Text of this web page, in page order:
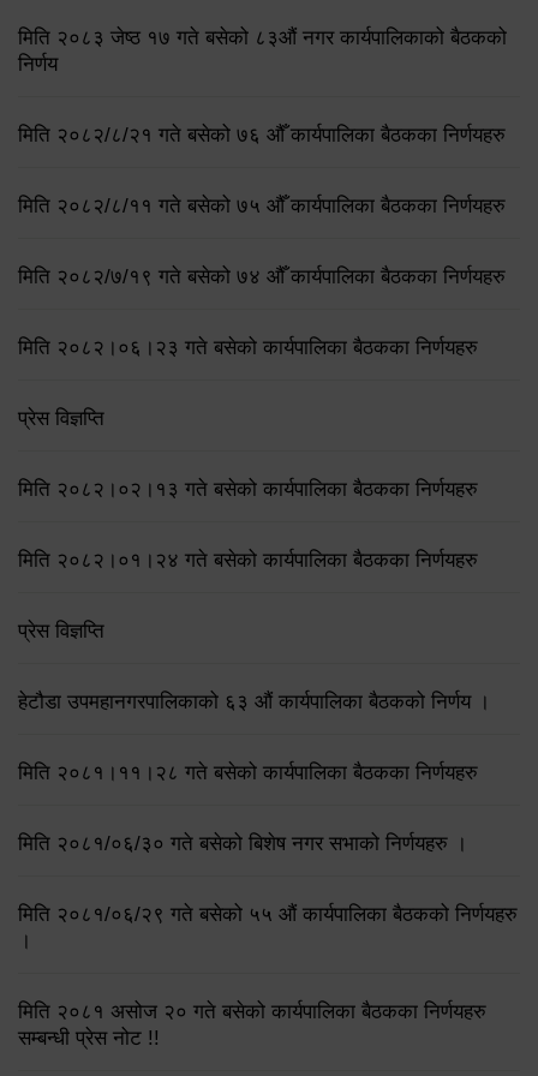
मिति २०८३ जेष्ठ १७ गते बसेको ८३औं नगर कार्यपालिकाको बैठकको
निर्णय
मिति २०८२/८/२१ गते बसेको ७६ औँ कार्यपालिका बैठकका निर्णयहरु
मिति २०८२/८/११ गते बसेको ७५ औँ कार्यपालिका बैठकका निर्णयहरु
मिति २०८२/७/१९ गते बसेको ७४ औँ कार्यपालिका बैठकका निर्णयहरु
मिति २०८२।०६।२३ गते बसेको कार्यपालिका बैठकका निर्णयहरु
प्रेस विज्ञप्ति
मिति २०८२।०२।१३ गते बसेको कार्यपालिका बैठकका निर्णयहरु
मिति २०८२।०१।२४ गते बसेको कार्यपालिका बैठकका निर्णयहरु
प्रेस विज्ञप्ति
हेटौडा उपमहानगरपालिकाको ६३ औं कार्यपालिका बैठकको निर्णय ।
मिति २०८१।११।२८ गते बसेको कार्यपालिका बैठकका निर्णयहरु
मिति २०८१/०६/३० गते बसेको बिशेष नगर सभाको निर्णयहरु ।
मिति २०८१/०६/२९ गते बसेको ५५ औं कार्यपालिका बैठकको निर्णयहरु
।
मिति २०८१ असोज २० गते बसेको कार्यपालिका बैठकका निर्णयहरु
सम्बन्धी प्रेस नोट !!